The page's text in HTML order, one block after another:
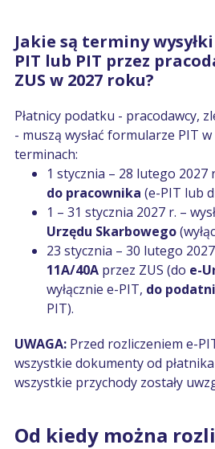
Jakie są terminy
PIT lub PIT przez
ZUS w 2027 roku?
Płatnicy podatku - pracodawcy,
- muszą wysłać formularze PIT
terminach:
1 stycznia – 28 lutego 2027
do pracownika (e-PIT lub
1 – 31 stycznia 2027 r. –
Urzędu Skarbowego
23 stycznia – 30 lutego
11A/40A przez ZUS (do e-
wyłącznie e-PIT, do
PIT).
UWAGA: Przed rozliczeniem e-
wszystkie dokumenty od
wszystkie przychody zostały
Od kiedy można